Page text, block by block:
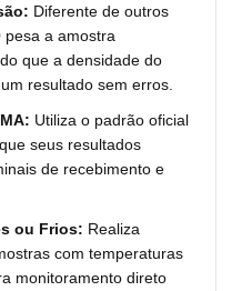
Diferente de outros
pesa a amostra
que a densidade do
resultado sem erros.
Utiliza o padrão oficial
seus resultados
de recebimento e
ou Frios: Realiza
com temperaturas
monitoramento direto